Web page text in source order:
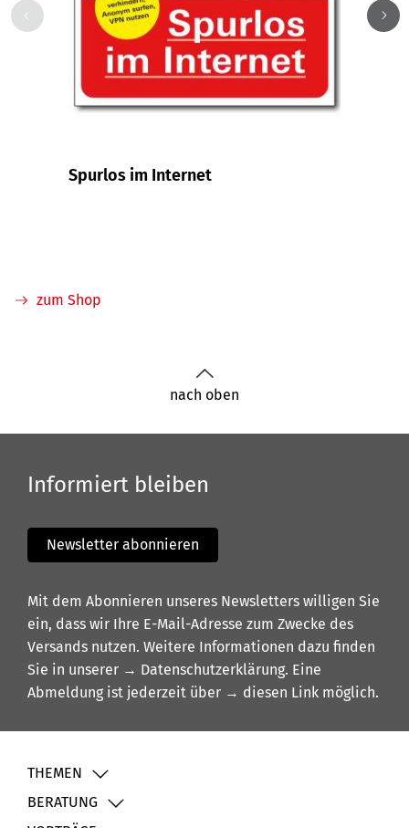
Spurlos im Internet
zum Shop
nach oben
Informiert bleiben
Newsletter abonnieren
Mit dem Abonnieren unseres Newsletters willigen Sie
ein, dass wir Ihre E-Mail-Adresse zum Zwecke des
Versands nutzen. Weitere Informationen dazu finden
Sie in unserer → Datenschutzerklärung. Eine
Abmeldung ist jederzeit über → diesen Link möglich.
THEMEN
BERATUNG